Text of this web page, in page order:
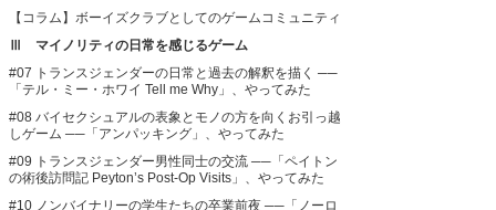
【コラム】ボーイズクラブとしてのゲームコミュニティ
Ⅲ マイノリティの日常を感じるゲーム
#07 トランスジェンダーの日常と過去の解釈を描く ──
「テル・ミー・ホワイ Tell me Why」、やってみた
#08 バイセクシュアルの表象とモノの方を向くお引っ越
しゲーム ──「アンパッキング」、やってみた
#09 トランスジェンダー男性同士の交流 ──「ペイトン
の術後訪問記 Peyton’s Post-Op Visits」、やってみた
#10 ノンバイナリーの学生たちの卒業前夜 ──「ノーロ